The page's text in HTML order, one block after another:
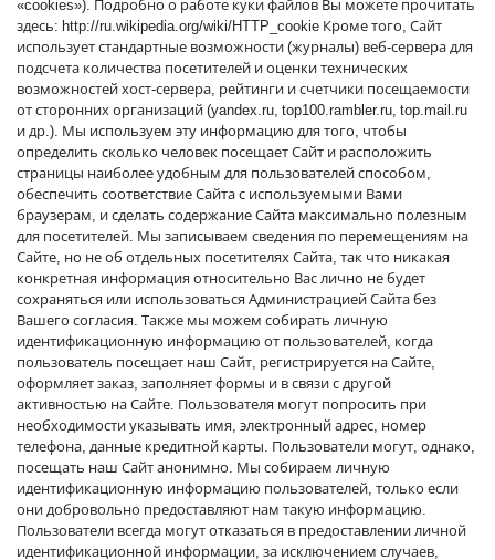
«cookies»). Подробно о работе куки файлов Вы можете прочитать
здесь: http://ru.wikipedia.org/wiki/HTTP_cookie Кроме того, Сайт
использует стандартные возможности (журналы) веб-сервера для
подсчета количества посетителей и оценки технических
возможностей хост-сервера, рейтинги и счетчики посещаемости
от сторонних организаций (yandex.ru, top100.rambler.ru, top.mail.ru
и др.). Мы используем эту информацию для того, чтобы
определить сколько человек посещает Сайт и расположить
страницы наиболее удобным для пользователей способом,
обеспечить соответствие Сайта с используемыми Вами
браузерам, и сделать содержание Сайта максимально полезным
для посетителей. Мы записываем сведения по перемещениям на
Сайте, но не об отдельных посетителях Сайта, так что никакая
конкретная информация относительно Вас лично не будет
сохраняться или использоваться Администрацией Сайта без
Вашего согласия. Также мы можем собирать личную
идентификационную информацию от пользователей, когда
пользователь посещает наш Сайт, регистрируется на Сайте,
оформляет заказ, заполняет формы и в связи с другой
активностью на Сайте. Пользователя могут попросить при
необходимости указывать имя, электронный адрес, номер
телефона, данные кредитной карты. Пользователи могут, однако,
посещать наш Сайт анонимно. Мы собираем личную
идентификационную информацию пользователей, только если
они добровольно предоставляют нам такую информацию.
Пользователи всегда могут отказаться в предоставлении личной
идентификационной информации, за исключением случаев,